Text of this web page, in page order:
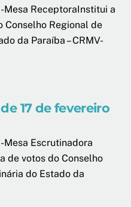
-Mesa ReceptoraInstitui a
Conselho Regional de
da Paraíba – CRMV-
17 de fevereiro
Mesa Escrutinadora
de votos do Conselho
do Estado da